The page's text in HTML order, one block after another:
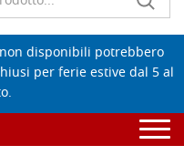
disponibili potrebbero
per ferie estive dal 5 al